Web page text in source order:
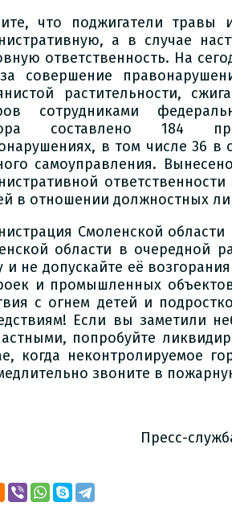
что поджигатели травы
а в случае
ответственность. На
совершение
растительности,
сотрудниками
составлено 184
в том числе 36
самоуправления.
в отношении должностных
Смоленской
области в очередной
и не допускайте её
и промышленных
с огнем детей и
Если вы заметили
попробуйте
когда неконтролируемое
звоните в
Пресс-